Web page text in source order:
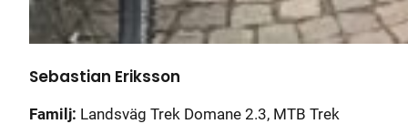
Sebastian Eriksson
Familj: Landsväg Trek Domane 2.3, MTB Trek